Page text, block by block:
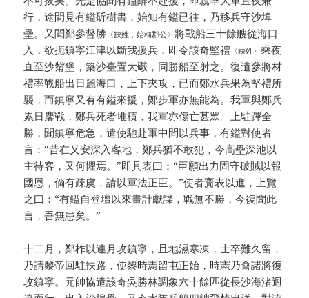
行，途間見有鎰斫樹書，始知有鎰已往，乃移兵守沙埠
壘。又聞鄭參督勝 〈缺姓，始稱郡公〉將戰船三十餘艘從海口
入，欲扼鎮寧江津以斷我援兵，即令該奇堅禮 〈缺姓〉乘夜
直至沙觜堡，築沙臺置大礮，同勝船至射之。復遣參將材
禮率戰船出日麗海口，上下夾攻，已而鄭水兵果為堅禮所
襲，而鎮寧又有有鎰來援，鄭步軍亦無能為。我軍與鄭兵
累日鏖戰，鄭兵死者堆積，我軍亦傷亡甚眾。上駐蹕全
勝，聞鎮寧危急，遣使馳赴軍中問以兵事，有鎰對使者
言：“昔在乂安深入客地，鄭兵猶不敢犯，今高壘深池以
主待客，又何懼焉。”即具表曰：“臣願出力固守破賊以報
國恩，倘有疎虞，請以軍法正臣。”使者齎表以進，上覽
之曰：“有鎰自登壇以來畫計獻謀，戰無不勝，今復聞此
言，吾無患矣。”
十二月，鄭柞以連月攻鎮寧，且地濕寒凍，士卒難久留，
乃請黎帝回駐扶路，使黎時憲留屯正始，時憲乃會諸將復
攻鎮寧。元帥協遣該奇吳勝林調象六十餘匹從長沙海渚迴